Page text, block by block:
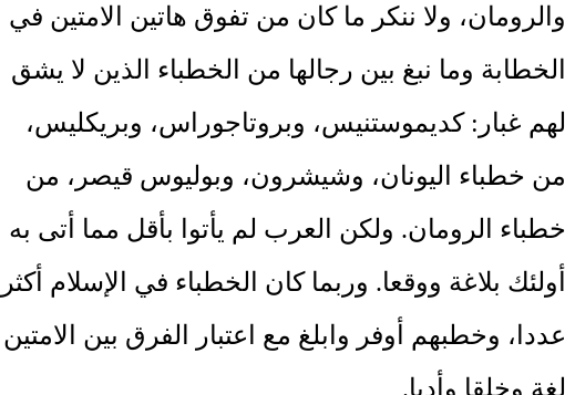
والرومان، ولا ننكر ما كان من تفوق هاتين الامتين في
الخطابة وما نبغ بين رجالها من الخطباء الذين لا يشق
لهم غبار: كديموستنيس، وبروتاجوراس، وبريكليس،
من خطباء اليونان، وشيشرون، وبوليوس قيصر، من
خطباء الرومان. ولكن العرب لم يأتوا بأقل مما أتى به
أولئك بلاغة ووقعا. وربما كان الخطباء في الإسلام أكثر
عددا، وخطبهم أوفر وابلغ مع اعتبار الفرق بين الامتين
لغة وخلقا وأدبا.